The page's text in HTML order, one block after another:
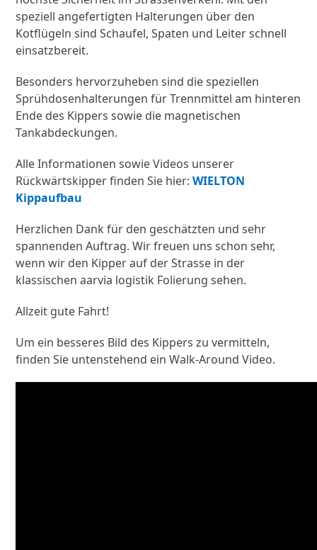
speziell angefertigten Halterungen über den
Kotflügeln sind Schaufel, Spaten und Leiter schnell
einsatzbereit.
Besonders hervorzuheben sind die speziellen
Sprühdosenhalterungen für Trennmittel am hinteren
Ende des Kippers sowie die magnetischen
Tankabdeckungen.
Alle Informationen sowie Videos unserer
Rückwärtskipper finden Sie hier:WIELTON
Kippaufbau
Herzlichen Dank für den geschätzten und sehr
spannenden Auftrag. Wir freuen uns schon sehr,
wenn wir den Kipper auf der Strasse in der
klassischen aarvia logistik Folierung sehen.
Allzeit gute Fahrt!
Um ein besseres Bild des Kippers zu vermitteln,
finden Sie untenstehend ein Walk-Around Video.